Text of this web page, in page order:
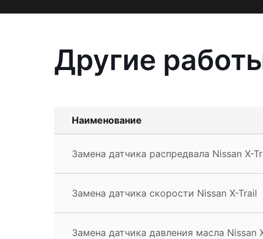
Другие
Наименование
Замена датчика распредвала Nissan X-
Замена датчика скорости Nissan X-Trail
Замена датчика давления масла Nissan